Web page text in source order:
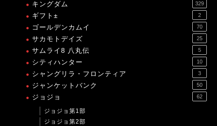
キングダム 329
ギフト± 2
ゴールデンカムイ 70
サカモトデイズ 25
サムライ8 八丸伝 5
シティハンター 10
シャングリラ・フロンティア 3
ジャンケットバンク 50
ジョジョ 62
ジョジョ第1部
ジョジョ第2部